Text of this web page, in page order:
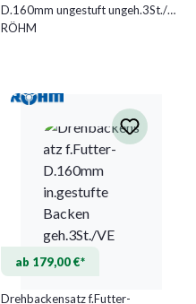
D.160mm ungestuft ungeh.3St./VE
RÖHM
ab 179,00 €*
Drehbackensatz f.Futter-